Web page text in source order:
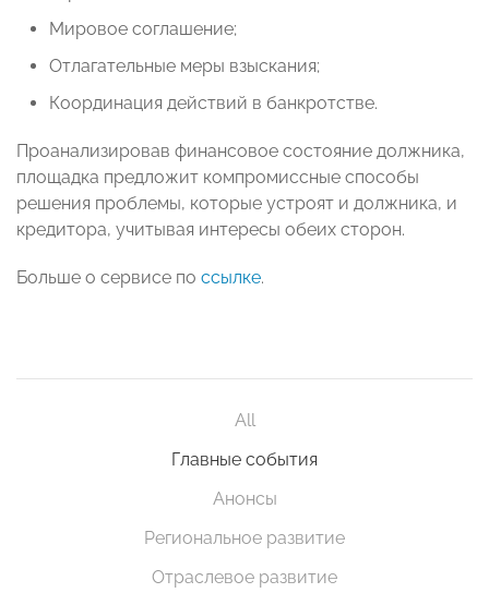
Мировое соглашение;
Отлагательные меры взыскания;
Координация действий в банкротстве.
Проанализировав финансовое состояние должника,
площадка предложит компромиссные способы
решения проблемы, которые устроят и должника, и
кредитора, учитывая интересы обеих сторон.
Больше о сервисе по ссылке.
All
Главные события
Анонсы
Региональное развитие
Отраслевое развитие